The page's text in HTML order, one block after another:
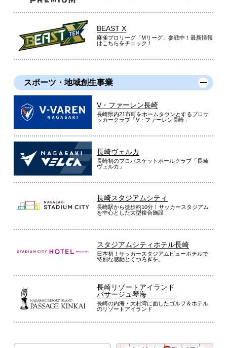
BEAST X
麻雀プロリーグ「Mリーグ」参戦中！最新情報
はこちらをチェック！
スポーツ・地域創生事業
V・ファーレン長崎
長崎県内21市町をホームタウンとするプロサ
ッカークラブ「V・ファーレン長崎」
長崎ヴェルカ
長崎初のプロバスケットボールクラブ「長崎
ヴェルカ」
長崎スタジアムシティ
長崎駅から徒歩約10分！サッカースタジアム
を中心とした大型複合施設
スタジアムシティホテル長崎
日本初！サッカースタジアムビューホテルで
特別な感動とくつろぎを。
長崎リゾートアイランド
パサージュ琴海
長崎の内海・大村湾に面したゴルフ＆ホテル
のリゾートアイランド